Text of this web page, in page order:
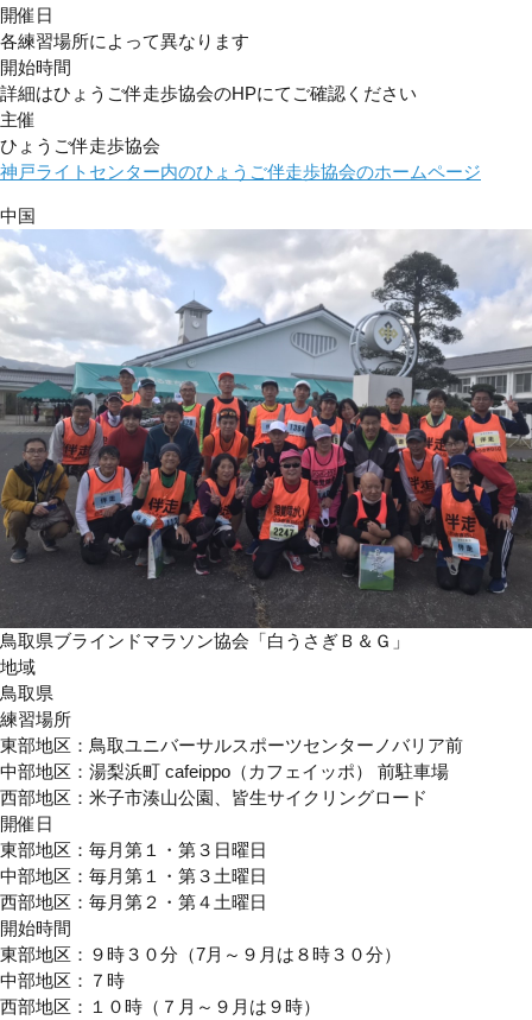
開催日
各練習場所によって異なります
開始時間
詳細はひょうご伴走歩協会のHPにてご確認ください
主催
ひょうご伴走歩協会
神戸ライトセンター内のひょうご伴走歩協会のホームページ
中国
鳥取県ブラインドマラソン協会「白うさぎＢ＆Ｇ」
地域
鳥取県
練習場所
東部地区：鳥取ユニバーサルスポーツセンターノバリア前
中部地区：湯梨浜町 cafeippo（カフェイッポ） 前駐車場
西部地区：米子市湊山公園、皆生サイクリングロード
開催日
東部地区：毎月第１・第３日曜日
中部地区：毎月第１・第３土曜日
西部地区：毎月第２・第４土曜日
開始時間
東部地区：９時３０分（7月～９月は８時３０分）
中部地区：７時
西部地区：１０時（７月～９月は９時）